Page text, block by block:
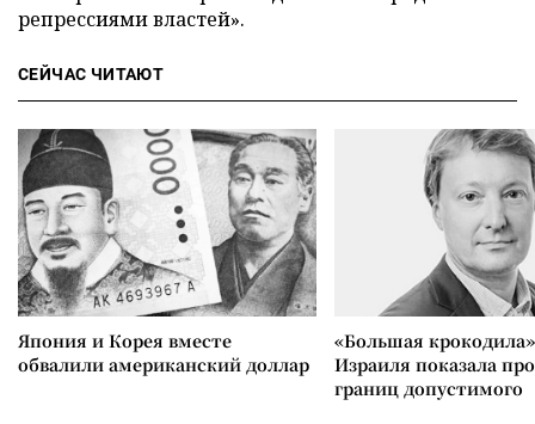
репрессиями властей».
СЕЙЧАС ЧИТАЮТ
Япония и Корея вместе
обвалили американский доллар
«Большая
Израиля показала
границ допустимого